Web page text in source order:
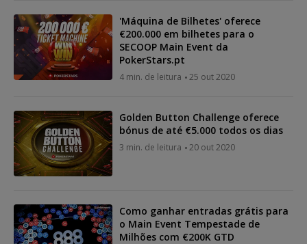
'Máquina de Bilhetes' oferece
€200.000 em bilhetes para o
SECOOP Main Event da
PokerStars.pt
4 min. de leitura 25 out 2020
Golden Button Challenge oferece
bónus de até €5.000 todos os dias
3 min. de leitura 20 out 2020
Como ganhar entradas grátis para
o Main Event Tempestade de
Milhões com €200K GTD